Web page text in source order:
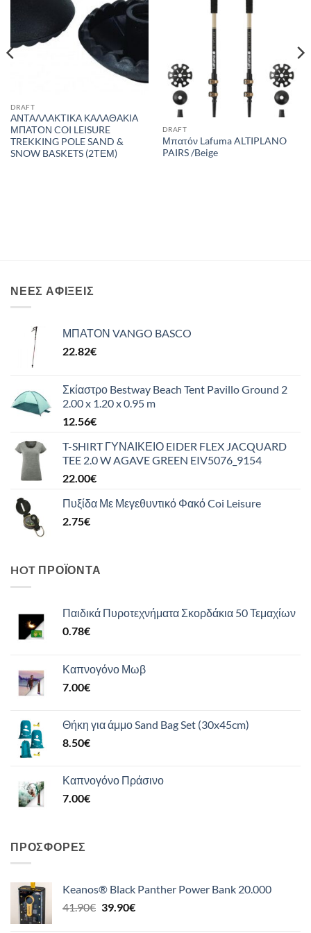
DRAFT
ΑΝΤΑΛΛΑΚΤΙΚΑ ΚΑΛΑΘΑΚΙΑ
ΜΠΑΤΟΝ COI LEISURE
TREKKING POLE SAND &
SNOW BASKETS (2ΤΕΜ)
DRAFT
Μπατόν Lafuma ALTIPLANO
PAIRS /Beige
ΝΈΕΣ ΑΦΊΞΕΙΣ
ΜΠΑΤΟΝ VANGO BASCO
22.82€
Σκίαστρο Bestway Beach Tent Pavillo Ground 2
2.00 x 1.20 x 0.95 m
12.56€
T-SHIRT ΓΥΝΑΙΚΕΙΟ EIDER FLEX JACQUARD
TEE 2.0 W AGAVE GREEN EIV5076_9154
22.00€
Πυξίδα Με Μεγεθυντικό Φακό Coi Leisure
2.75€
HOT ΠΡΟΪΌΝΤΑ
Παιδικά Πυροτεχνήματα Σκορδάκια 50 Τεμαχίων
0.78€
Καπνογόνο Μωβ
7.00€
Θήκη για άμμο Sand Bag Set (30x45cm)
8.50€
Καπνογόνο Πράσινο
7.00€
ΠΡΟΣΦΟΡΈΣ
Keanos® Black Panther Power Bank 20.000
41.90€ Original
39.90€Η